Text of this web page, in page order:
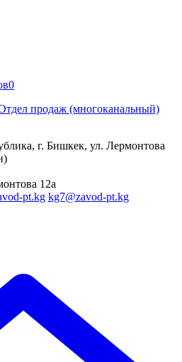
0
продаж (многоканальный)
г. Бишкек, ул. Лермонтова
12а
pt.kg kg7@zavod-pt.kg